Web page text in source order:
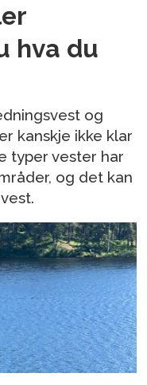
hva du
og
kanskje ikke klar
typer vester har
og det kan